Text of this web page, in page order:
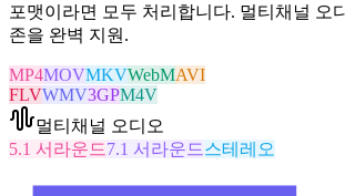
포맷이라면 모두 처리합니다. 멀티채널 오
존을 완벽 지원.
MP4MOVMKVWebMAVI
FLVWMV3GPM4V
멀티채널 오디오
5.1 서라운드7.1 서라운드스테레오